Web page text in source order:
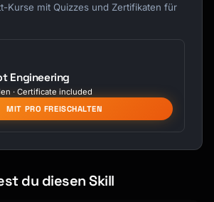
Kurse mit Quizzes und Zertifikaten für
Engineering
· Certificate included
MIT PRO FREISCHALTEN
du diesen Skill